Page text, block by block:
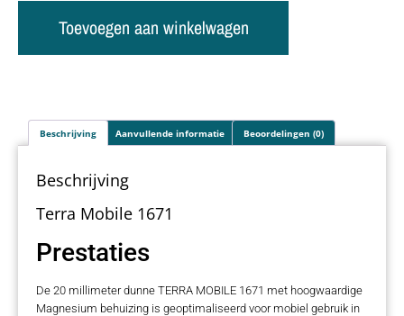
Toevoegen aan winkelwagen
Beschrijving Aanvullende informatie Beoordelingen (0)
Beschrijving
Terra Mobile 1671
Prestaties
De 20 millimeter dunne TERRA MOBILE 1671 met hoogwaardige
Magnesium behuizing is geoptimaliseerd voor mobiel gebruik in